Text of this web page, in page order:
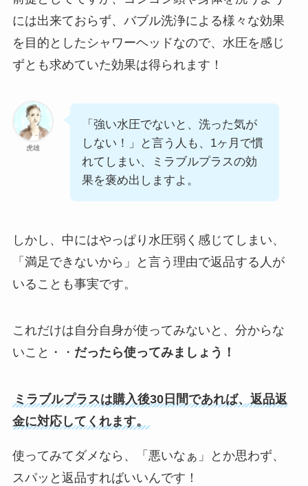
には出来ておらず、バブル洗浄による様々な効果
を目的としたシャワーヘッドなので、水圧を感じ
ずとも求めていた効果は得られます！
虎雄
「強い水圧でないと、洗った気が
しない！」と言う人も、1ヶ月で慣
れてしまい、ミラブルプラスの効
果を褒め出しますよ。
しかし、中にはやっぱり水圧弱く感じてしまい、
「満足できないから」と言う理由で返品する人が
いることも事実です。
これだけは自分自身が使ってみないと、分からな
いこと・・ だったら使ってみましょう！
ミラブルプラスは購入後30日間であれば、返品返
金に対応してくれます。
使ってみてダメなら、「悪いなぁ」とか思わず、
スパッと返品すればいいんです！